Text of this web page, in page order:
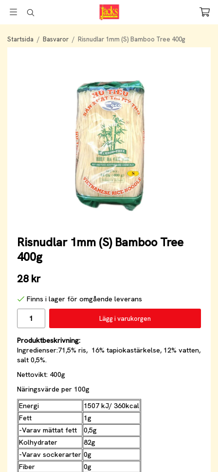
Startsida / Basvaror / Risnudlar 1mm (S) Bamboo Tree 400g
Risnudlar 1mm (S) Bamboo Tree
400g
28 kr
Finns i lager för omgående leverans
Lägg i varukorgen
Produktbeskrivning:
Ingredienser:71,5% ris, 16% tapiokastärkelse, 12% vatten,
salt 0,5%.
Nettovikt: 400g
Näringsvärde per 100g
Energi
1507 kJ/ 360kcal
Fett
1g
-Varav mättat fett
0,5g
Kolhydrater
82g
-Varav sockerarter 0g
Fiber
0g